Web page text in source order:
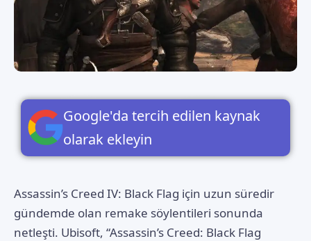
Google'da tercih edilen kaynak
olarak ekleyin
Assassin’s Creed IV: Black Flag için uzun süredir
gündemde olan remake söylentileri sonunda
netleşti. Ubisoft, “Assassin’s Creed: Black Flag